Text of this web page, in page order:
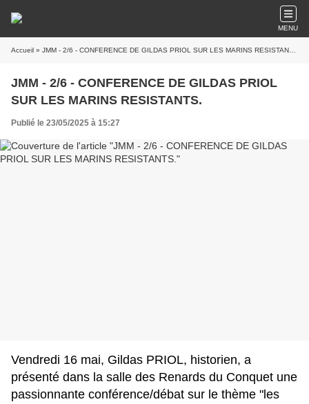
MENU
Accueil » JMM - 2/6 - CONFERENCE DE GILDAS PRIOL SUR LES MARINS RESISTANTS.
JMM - 2/6 - CONFERENCE DE GILDAS PRIOL
SUR LES MARINS RESISTANTS.
Publié le 23/05/2025 à 15:27
Vendredi 16 mai, Gildas PRIOL, historien, a
présenté dans la salle des Renards du Conquet une
passionnante conférence/débat sur le thème "les